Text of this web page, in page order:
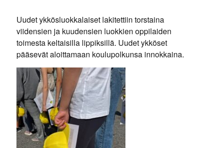
Uudet ykkösluokkalaiset lakitettiin torstaina
viidensien ja kuudensien luokkien oppilaiden
toimesta keltaisilla lippiksillä. Uudet ykköset
pääsevät aloittamaan koulupolkunsa innokkaina.